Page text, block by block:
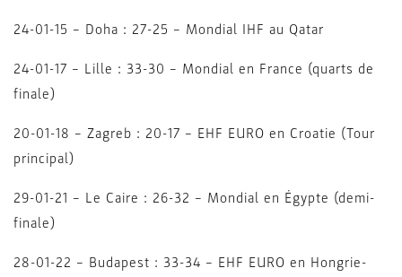
24-01-15 – Doha : 27-25 – Mondial IHF au Qatar
24-01-17 – Lille : 33-30 – Mondial en France (quarts de
finale)
20-01-18 – Zagreb : 20-17 – EHF EURO en Croatie (Tour
principal)
29-01-21 – Le Caire : 26-32 – Mondial en Égypte (demi-
finale)
28-01-22 – Budapest : 33-34 – EHF EURO en Hongrie-